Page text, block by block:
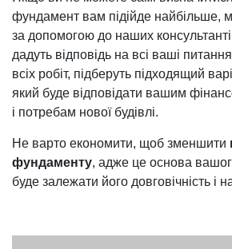
фундамент вам підійде найбільше,
за допомогою до наших
дадуть відповідь на всі ваші
всіх робіт, підберуть підходящий
який буде відповідати вашим
і потребам нової будівлі.
Не варто економити, щоб зменшити
фундаменту, адже це основа
буде залежати його довговічність і